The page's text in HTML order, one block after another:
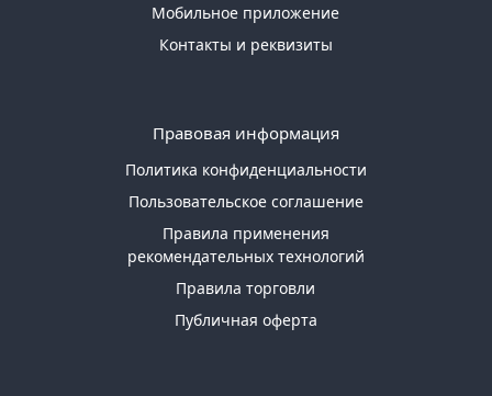
Мобильное приложение
Контакты и реквизиты
Правовая информация
Политика конфиденциальности
Пользовательское соглашение
Правила применения
рекомендательных технологий
Правила торговли
Публичная оферта